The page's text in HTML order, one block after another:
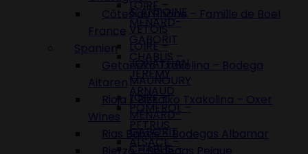
LOIRE –
MÉNARD-
GABORIT
CHABLIS –
JÉRÉMY
ARNAUD
POMEROL –
PETRUS
ALSACE –
& ANTOINE
VETOIS
LOIRE –
JONATHAN
MAUNOURY
LOIRE –
MÉNARD-
GABORIT
CHABLIS –
Côtes du Rhône – Famille de Boel
France
Spanien
Getariako Txakolina – Bodega
Aitaren
Rioja / Bizkaiko Txakolina – Oxer
Wines
Rias Baixas – Bodegas Albamar